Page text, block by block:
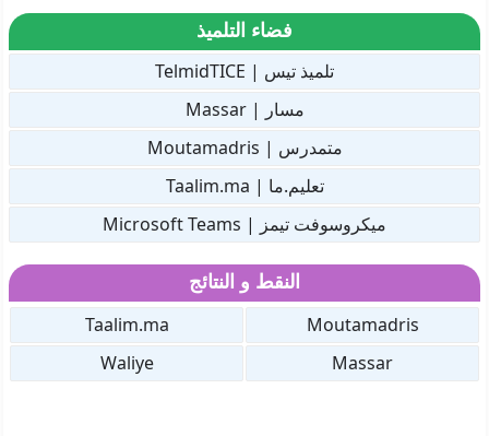
فضاء التلميذ
تلميذ تيس | TelmidTICE
مسار | Massar
متمدرس | Moutamadris
تعليم.ما | Taalim.ma
ميكروسوفت تيمز | Microsoft Teams
النقط و النتائج
Moutamadris
Taalim.ma
Massar
Waliye